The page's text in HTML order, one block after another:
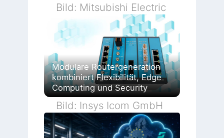
Bild: Mitsubishi Electric
Modulare Routergeneration
kombiniert Flexibilität, Edge
Computing und Security
Bild: Insys Icom GmbH